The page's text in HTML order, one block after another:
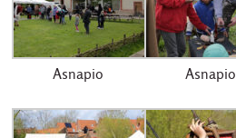
Asnapio Asnapio